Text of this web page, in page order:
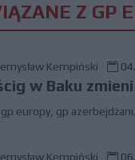
Z GP
Kempiński
w Baku
gp europy gp
Kempiński